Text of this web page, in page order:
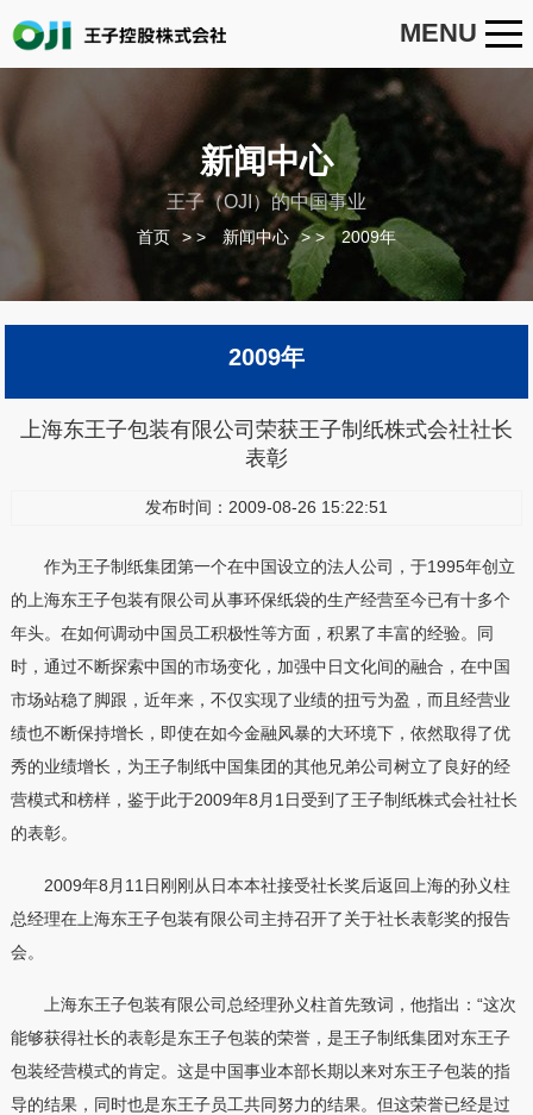
MENU
新闻中心
王子（OJI）的中国事业
首页 > 新闻中心 > 2009年
2009年
上海东王子包装有限公司荣获王子制纸株式会社社长
表彰
发布时间：2009-08-26 15:22:51
作为王子制纸集团第一个在中国设立的法人公司，于1995年创立
的上海东王子包装有限公司从事环保纸袋的生产经营至今已有十多个
年头。在如何调动中国员工积极性等方面，积累了丰富的经验。同
时，通过不断探索中国的市场变化，加强中日文化间的融合，在中国
市场站稳了脚跟，近年来，不仅实现了业绩的扭亏为盈，而且经营业
绩也不断保持增长，即使在如今金融风暴的大环境下，依然取得了优
秀的业绩增长，为王子制纸中国集团的其他兄弟公司树立了良好的经
营模式和榜样，鉴于此于2009年8月1日受到了王子制纸株式会社社长
的表彰。
2009年8月11日刚刚从日本本社接受社长奖后返回上海的孙义柱
总经理在上海东王子包装有限公司主持召开了关于社长表彰奖的报告
会。
上海东王子包装有限公司总经理孙义柱首先致词，他指出：“这次
能够获得社长的表彰是东王子包装的荣誉，是王子制纸集团对东王子
包装经营模式的肯定。这是中国事业本部长期以来对东王子包装的指
导的结果，同时也是东王子员工共同努力的结果。但这荣誉已经是过